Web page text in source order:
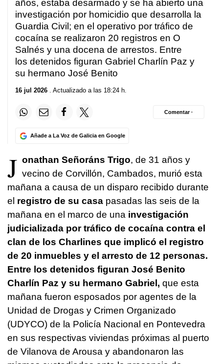
años, estaba desarmado y se ha abierto una
investigación por homicidio que desarrolla la
Guardia Civil; en el operativo por tráfico de
cocaína se realizaron 20 registros en O
Salnés y una docena de arrestos. Entre
los detenidos figuran Gabriel Charlín Paz y
su hermano José Benito
16 jul 2026 . Actualizado a las 18:24 h.
Añade a La Voz de Galicia en Google
Comentar ·
J onathan Señoráns Trigo, de 31 años y
vecino de Corvillón, Cambados, murió esta
mañana a causa de un disparo recibido durante
el registro de su casa pasadas las seis de la
mañana en el marco de una investigación
judicializada por tráfico de cocaína contra el
clan de los Charlines que implicó el registro
de 20 inmuebles y el arresto de 12 personas.
Entre los detenidos figuran José Benito
Charlín Paz y su hermano Gabriel, que esta
mañana fueron esposados por agentes de la
Unidad de Drogas y Crimen Organizado
(UDYCO) de la Policía Nacional en Pontevedra
en sus respectivas viviendas próximas al puerto
de Vilanova de Arousa y abandonaron las